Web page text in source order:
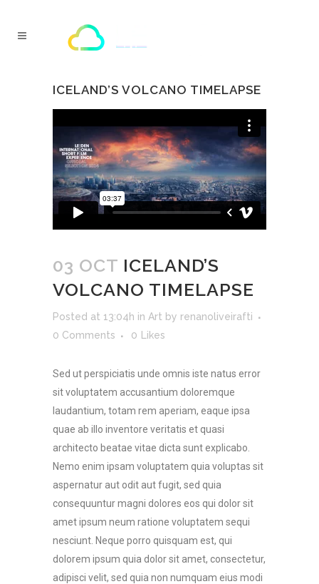
ICELAND’S VOLCANO TIMELAPSE
03 OCT ICELAND’S
VOLCANO TIMELAPSE
Posted at 13:04h in Art by renanoliveirafti
0 Comments
0 Likes
Sed ut perspiciatis unde omnis iste natus error
sit voluptatem accusantium doloremque
laudantium, totam rem aperiam, eaque ipsa
quae ab illo inventore veritatis et quasi
architecto beatae vitae dicta sunt explicabo.
Nemo enim ipsam voluptatem quia voluptas sit
aspernatur aut odit aut fugit, sed quia
consequuntur magni dolores eos qui dolor sit
amet ipsum neum ratione voluptatem sequi
nesciunt. Neque porro quisquam est, qui
dolorem ipsum quia dolor sit amet, consectetur,
adipisci velit, sed quia non numquam eius modi